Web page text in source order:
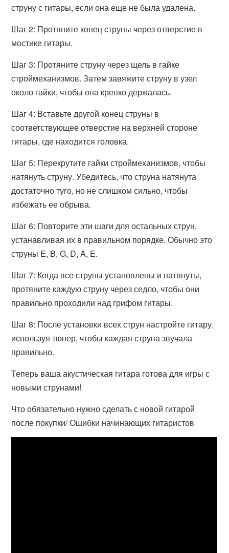
струну с гитары, если она еще не была удалена.
Шаг 2: Протяните конец струны через отверстие в
мостике гитары.
Шаг 3: Протяните струну через щель в гайке
строймеханизмов. Затем завяжите струну в узел
около гайки, чтобы она крепко держалась.
Шаг 4: Вставьте другой конец струны в
соответствующее отверстие на верхней стороне
гитары, где находится головка.
Шаг 5: Перекрутите гайки строймеханизмов, чтобы
натянуть струну. Убедитесь, что струна натянута
достаточно туго, но не слишком сильно, чтобы
избежать ее обрыва.
Шаг 6: Повторите эти шаги для остальных струн,
устанавливая их в правильном порядке. Обычно это
струны E, B, G, D, A, E.
Шаг 7: Когда все струны установлены и натянуты,
протяните каждую струну через седло, чтобы они
правильно проходили над грифом гитары.
Шаг 8: После установки всех струн настройте гитару,
используя тюнер, чтобы каждая струна звучала
правильно.
Теперь ваша акустическая гитара готова для игры с
новыми струнами!
Что обязательно нужно сделать с новой гитарой
после покупки/ Ошибки начинающих гитаристов